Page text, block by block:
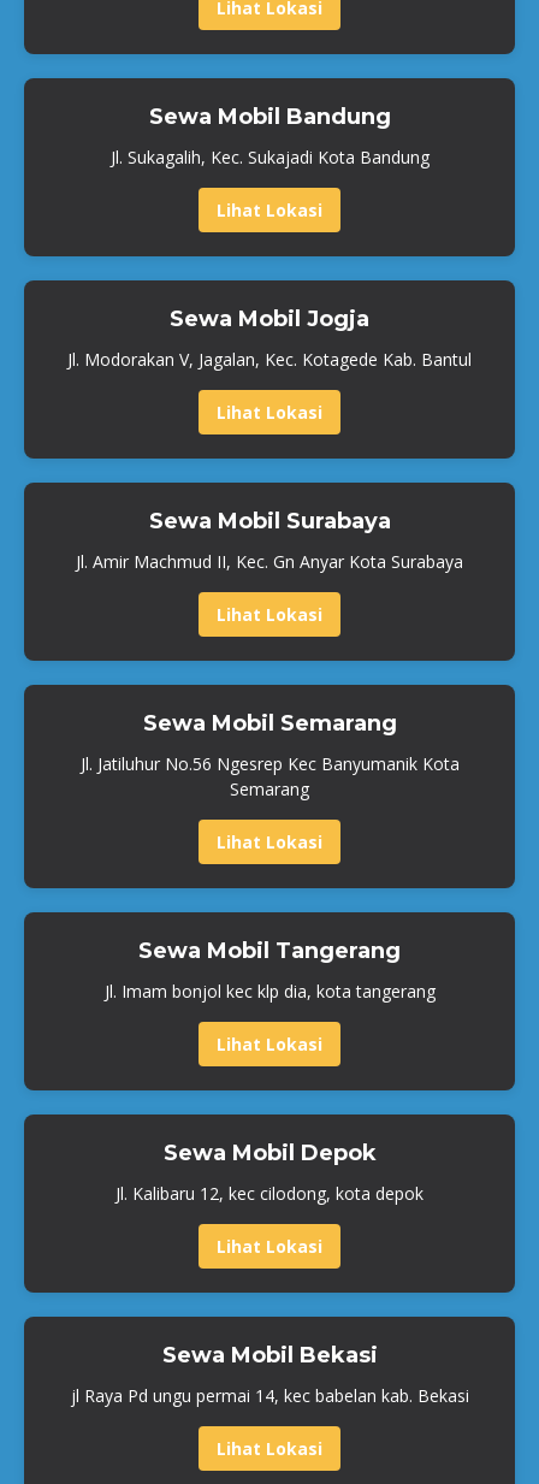
Lihat Lokasi
Sewa Mobil Bandung
Jl. Sukagalih, Kec. Sukajadi Kota Bandung
Lihat Lokasi
Sewa Mobil Jogja
Jl. Modorakan V, Jagalan, Kec. Kotagede Kab. Bantul
Lihat Lokasi
Sewa Mobil Surabaya
Jl. Amir Machmud II, Kec. Gn Anyar Kota Surabaya
Lihat Lokasi
Sewa Mobil Semarang
Jl. Jatiluhur No.56 Ngesrep Kec Banyumanik Kota
Semarang
Lihat Lokasi
Sewa Mobil Tangerang
Jl. Imam bonjol kec klp dia, kota tangerang
Lihat Lokasi
Sewa Mobil Depok
Jl. Kalibaru 12, kec cilodong, kota depok
Lihat Lokasi
Sewa Mobil Bekasi
jl Raya Pd ungu permai 14, kec babelan kab. Bekasi
Lihat Lokasi